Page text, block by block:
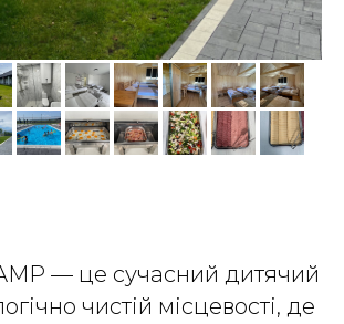
— це сучасний дитячий
чистій місцевості, де